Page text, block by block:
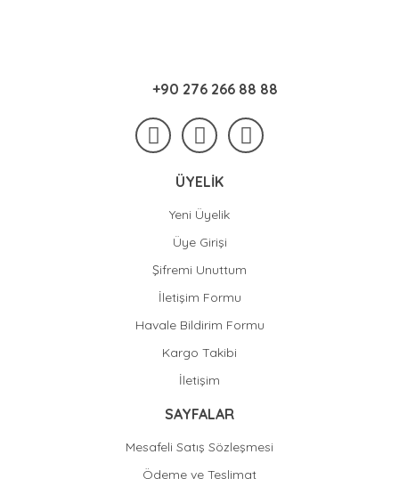
+90 276 266 88 88
ÜYELİK
Yeni Üyelik
Üye Girişi
Şifremi Unuttum
İletişim Formu
Havale Bildirim Formu
Kargo Takibi
İletişim
SAYFALAR
Mesafeli Satış Sözleşmesi
Ödeme ve Teslimat